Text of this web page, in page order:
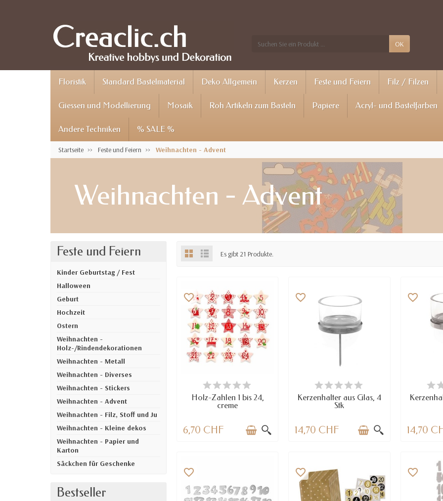
OK
Floristik Standard Bastelmaterial Deko Allgemein Kerzen Feste und Feiern Filz / Filzen
Giessen und Modellierung Mosaik Roh Artikeln zum Basteln Papiere Acryl- und Bastelfarben
Andere Techniken % SALE %
Startseite Feste und Feiern Weihnachten - Advent
Weihnachten - Advent
Feste und Feiern
Kinder Geburtstag / Fest
Halloween
Geburt
Hochzeit
Ostern
Weihnachten -
Holz-/Rindendekorationen
Weihnachten - Metall
Weihnachten - Diverses
Weihnachten - Stickers
Weihnachten - Advent
Weihnachten - Filz, Stoff und Ju
Weihnachten - Kleine dekos
Weihnachten - Papier und
Karton
Säckchen für Geschenke
Bestseller
Es gibt 21 Produkte.
VERFÜGBAR
favorite_border
Holz-Zahlen 1 bis 24,
creme
6,70 CHF
NUR NOCH WENIGE TEILE
VERFÜGBAR
favorite_border
Kerzenhalter aus Glas, 4
Stk
14,70 CHF
favorite_border
14,70
favorite_border favorite_border favorite_border